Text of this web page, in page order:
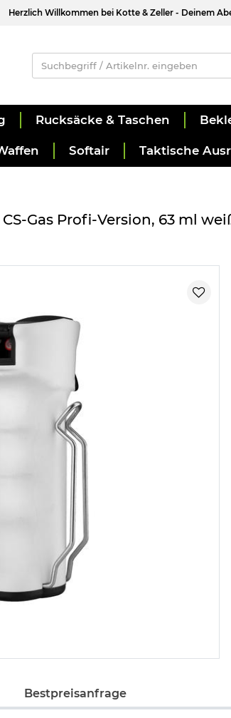
Herzlich Willkommen bei Kotte & Zeller - Deinem
Rucksäcke & Taschen
Softair Taktische
Gas Profi-Version, 63 ml
Bestpreisanfrage